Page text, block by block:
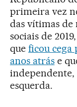
primeira vez
das vítimas
sociais de
que ficou cega
anos atráse
independente,
esquerda.